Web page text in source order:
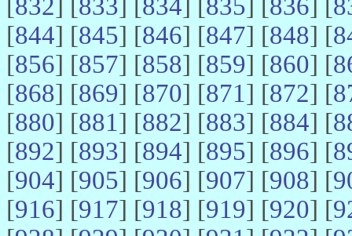
[832] [833] [834] [835] [836] [
[844] [845] [846] [847] [848] [
[856] [857] [858] [859] [860] [
[868] [869] [870] [871] [872] [
[880] [881] [882] [883] [884] [
[892] [893] [894] [895] [896] [
[904] [905] [906] [907] [908] [
[916] [917] [918] [919] [920] [